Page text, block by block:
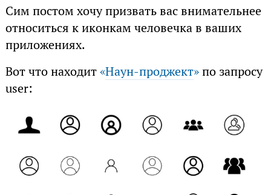
Сим постом хочу призвать вас внимательнее
относиться к иконкам человечка в ваших
приложениях.
Вот что находит«Наун-проджект»по запросу
user: